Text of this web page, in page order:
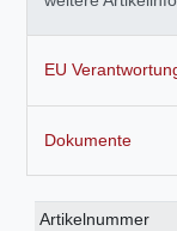
EU
Dokumente
Technisches
Wert
Artikelnummer